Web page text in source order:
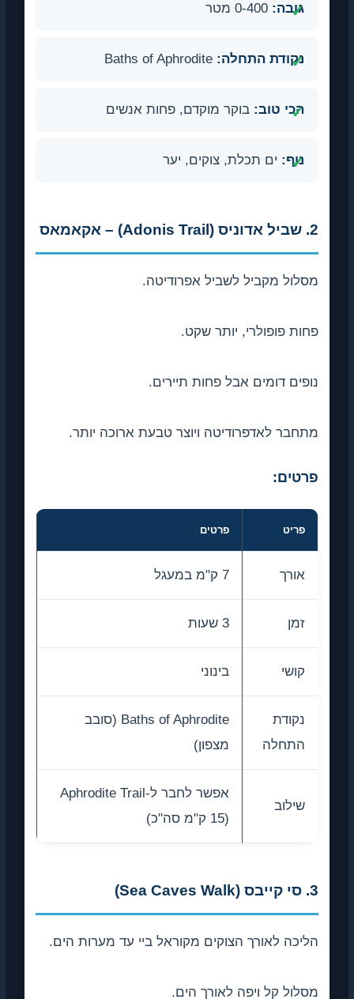
גובה:0-400 מטר
נקודת התחלה:Baths of Aphrodite
הכי טוב: בוקר מוקדם, פחות אנשים
ים תכלת, צוקים, יער
מסלול מקביל לשביל אפרודיטה.
פחות פופולרי, יותר שקט.
נופים דומים אבל פחות תיירים.
מתחבר לאדפרודיטה ויוצר טבעת ארוכה יותר.
פרטים:
נקודת
התחלה
Baths of Aphrodite (סובב
מצפון)
שילוב
אפשר לחבר ל-Aphrodite Trail
הליכה לאורך הצוקים מקוראל ביי עד מערות הים.
מסלול קל ויפה לאורך הים.